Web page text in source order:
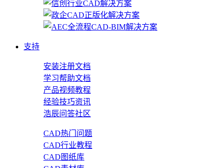
支持
安装注册文档
学习帮助文档
产品视频教程
经验技巧资讯
浩辰问答社区
CAD热门问题
CAD行业教程
CAD图纸库